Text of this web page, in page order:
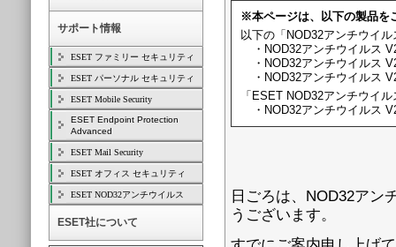
サポート情報
ESET ファミリー セキュリティ
ESET パーソナル セキュリティ
ESET Mobile Security
ESET Endpoint Protection
Advanced
ESET Mail Security
ESET オフィス セキュリティ
ESET NOD32アンチウイルス
ESET社について
※本ページは、以下の製品を
以下の「NOD32アンチウイ
・ NOD32アンチウイルス
・ NOD32アンチウイルス
・ NOD32アンチウイルス
「ESET NOD32アンチウイ
・ NOD32アンチウイルス
日ごろは、NOD32アン
うございます。